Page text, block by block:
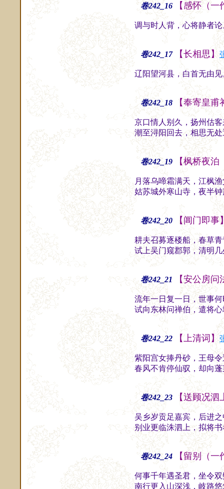
卷242_16 【感怀（
调与时人背，心将静者
卷242_17 【长相思】
辽阳望河县，白首无由
卷242_18 【奉寄皇甫
京口情人别久，扬州估
潮至浔阳回去，相思无
卷242_19 【枫桥夜
月落乌啼霜满天，江枫
姑苏城外寒山寺，夜半
卷242_20 【阊门即事
耕夫召募逐楼船，春草
试上吴门窥郡郭，清明
卷242_21 【安公房问
流年一日复一日，世事
试向东林问禅伯，遣将
卷242_22 【上清词】
紫阳宫女捧丹砂，王母
春风不肯停仙驭，却向
卷242_23 【送顾况
吴乡岁贡足嘉宾，后进
别业更临洙泗上，拟将
卷242_24 【留别（
何事千年遇圣君，坐令
南行更入山深浅，岐路